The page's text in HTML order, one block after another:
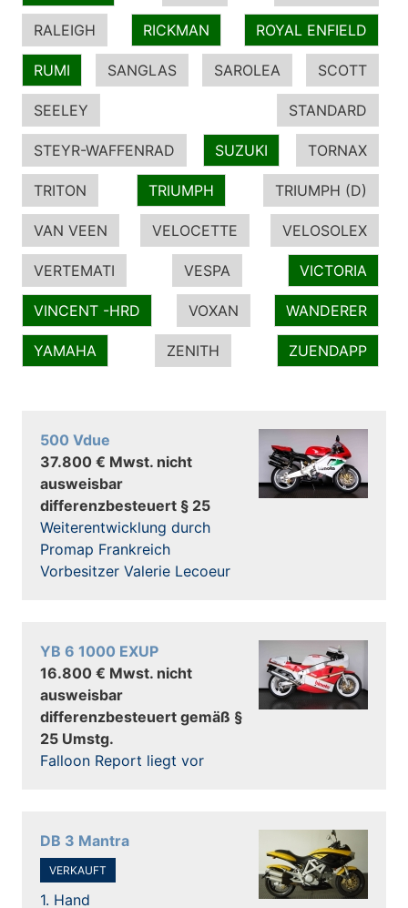
RALEIGH RICKMAN ROYAL ENFIELD
RUMI SANGLAS SAROLEA SCOTT
SEELEY STANDARD
STEYR-WAFFENRAD SUZUKI TORNAX
TRITON TRIUMPH TRIUMPH (D)
VAN VEEN VELOCETTE VELOSOLEX
VERTEMATI VESPA VICTORIA
VINCENT -HRD VOXAN WANDERER
YAMAHA ZENITH ZUENDAPP
500 Vdue
37.800 € Mwst. nicht
ausweisbar
differenzbesteuert § 25
Weiterentwicklung durch
Promap Frankreich
Vorbesitzer Valerie Lecoeur
YB 6 1000 EXUP
16.800 € Mwst. nicht
ausweisbar
differenzbesteuert gemäß §
25 Umstg.
Falloon Report liegt vor
DB 3 Mantra
VERKAUFT
1. Hand